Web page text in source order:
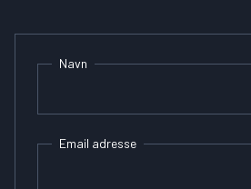
Navn
Email adresse